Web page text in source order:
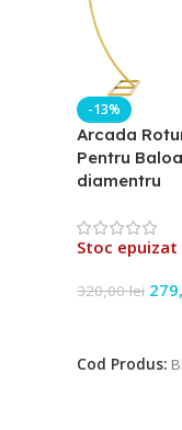
-13%
Arcada
Pentru
diamentru
Stoc epuizat
320,00lei
Cod Produs: